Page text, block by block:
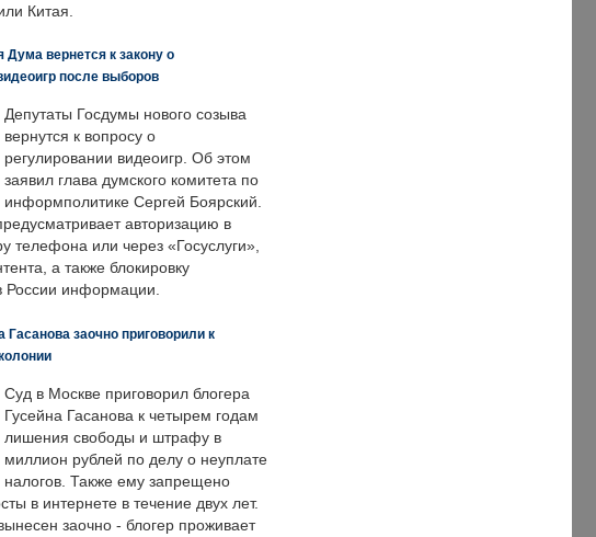
Китая.
Дума вернется к закону о
после выборов
Депутаты Госдумы нового созыва
вернутся к вопросу о
регулировании видеоигр. Об этом
заявил глава думского комитета по
информполитике Сергей Боярский.
авторизацию в
телефона или через «Госуслуги»,
а также блокировку
России информации.
Гасанова заочно приговорили к
Суд в Москве приговорил блогера
Гусейна Гасанова к четырем годам
лишения свободы и штрафу в
миллион рублей по делу о неуплате
налогов. Также ему запрещено
в интернете в течение двух лет.
заочно - блогер проживает